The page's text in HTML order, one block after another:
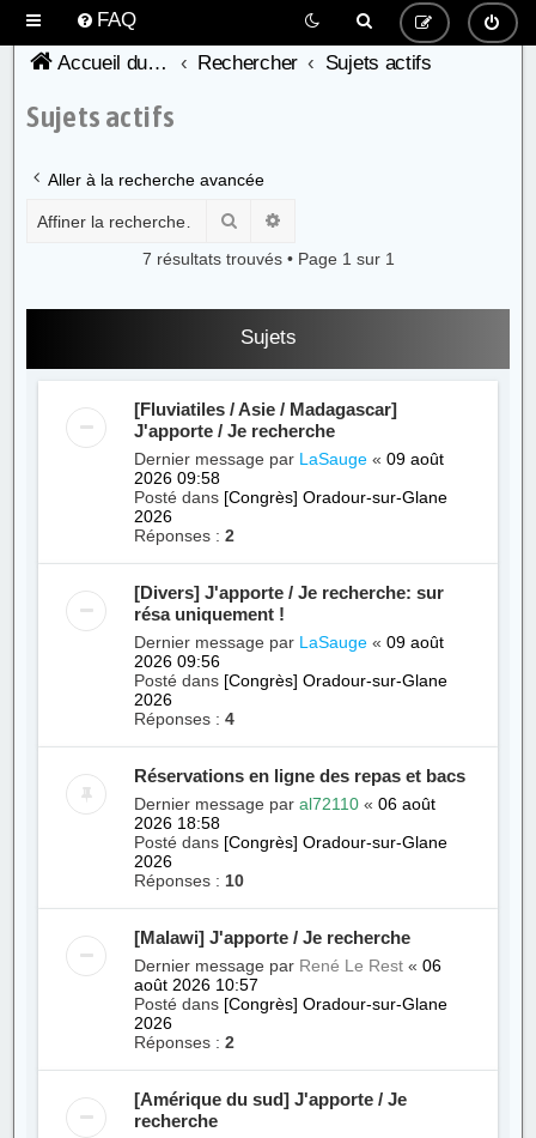
FAQ
Accueil du forum de l'AFC
Rechercher Sujets actifs
Sujets actifs
Aller à la recherche avancée
Rechercher
7 résultats trouvés • Page 1 sur 1
Sujets
[Fluviatiles / Asie / Madagascar]
J'apporte / Je recherche
Dernier message par LaSauge «09 août
2026 09:58
Posté dans [Congrès] Oradour-sur-Glane
2026
Réponses :2
[Divers] J'apporte / Je recherche: sur
résa uniquement !
Dernier message par LaSauge «09 août
2026 09:56
Posté dans [Congrès] Oradour-sur-Glane
2026
Réponses :4
Réservations en ligne des repas et bacs
Dernier message paral72110 «06 août
2026 18:58
Posté dans [Congrès] Oradour-sur-Glane
2026
Réponses : 10
[Malawi] J'apporte / Je recherche
Dernier message par René Le Rest «06
août 2026 10:57
Posté dans [Congrès] Oradour-sur-Glane
2026
Réponses :2
[Amérique du sud] J'apporte / Je
recherche